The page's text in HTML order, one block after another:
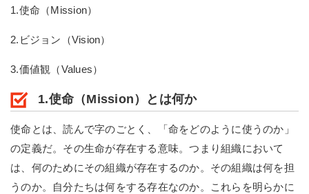
1.使命（Mission）
2.ビジョン（Vision）
3.価値観（Values）
1.使命（Mission）とは何か
使命とは、読んで字のごとく、「命をどのように使うのか」
の定義だ。その生命が存在する意味。つまり組織において
は、何のためにその組織が存在するのか。その組織は何を担
うのか。自分たちは何をする存在なのか。これらを明らかに